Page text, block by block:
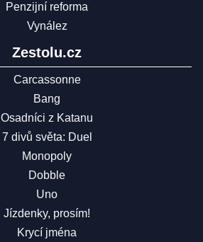
Penzijní reforma
Vynález
Zestolu.cz
Carcassonne
Bang
Osadníci z Katanu
7 divů světa: Duel
Monopoly
Dobble
Uno
Jízdenky, prosím!
Krycí jména